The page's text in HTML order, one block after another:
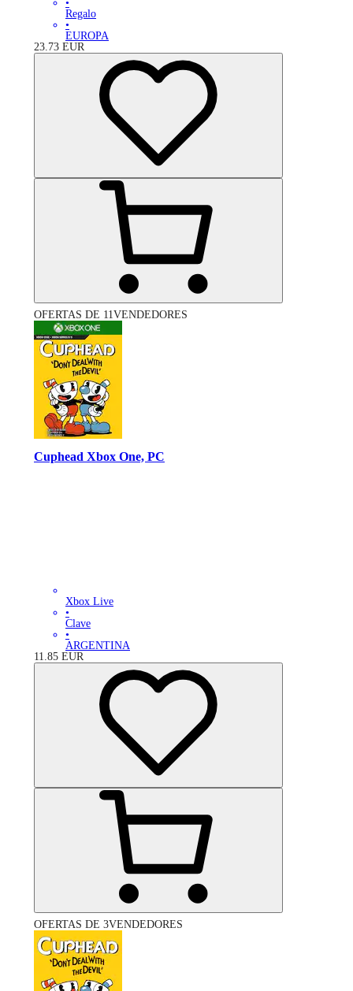
•
Regalo
•
EUROPA
23.73 EUR
OFERTAS DE 11VENDEDORES
Cuphead Xbox One, PC
Xbox Live
•
Clave
•
ARGENTINA
11.85 EUR
OFERTAS DE 3VENDEDORES